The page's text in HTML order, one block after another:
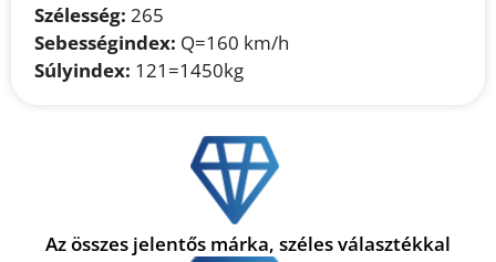
Szélesség: 265
Sebességindex: Q=160 km/h
Súlyindex: 121=1450kg
Az összes jelentős márka, széles választékkal